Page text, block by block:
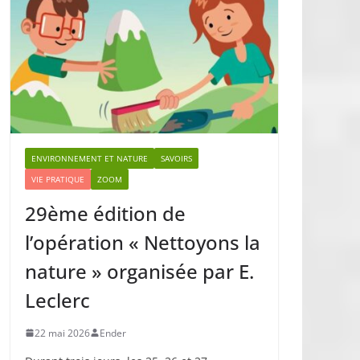
ENVIRONNEMENT ET NATURE
SAVOIRS
VIE PRATIQUE
ZOOM
29ème édition de
l’opération « Nettoyons la
nature » organisée par E.
Leclerc
22 mai 2026 Ender